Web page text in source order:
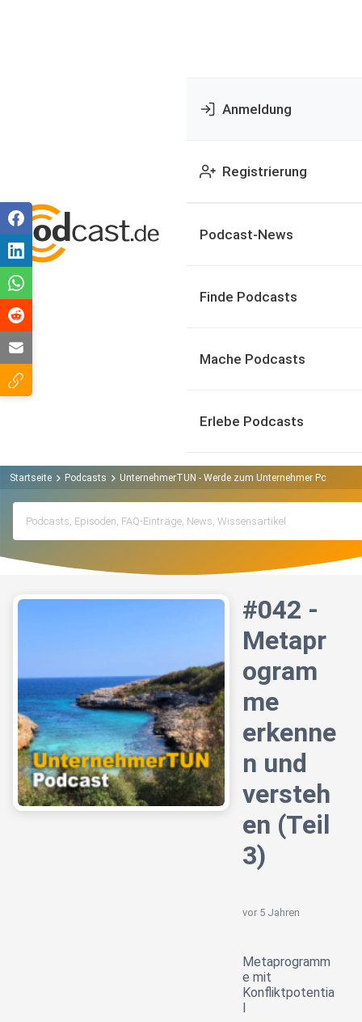
Anmeldung
Registrierung
Podcast-News
Finde Podcasts
Mache Podcasts
Erlebe Podcasts
Startseite Podcasts UnternehmerTUN - Werde zum Unternehmer Podcast
#042 -
Metapr
ogram
me
erkenne
n und
versteh
en (Teil
3)
vor 5 Jahren
Metaprogramm
e mit
Konfliktpotentia